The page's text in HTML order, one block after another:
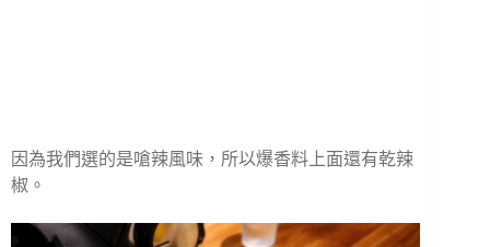
因為我們選的是嗆辣風味，所以爆香料上面還有乾辣
椒。